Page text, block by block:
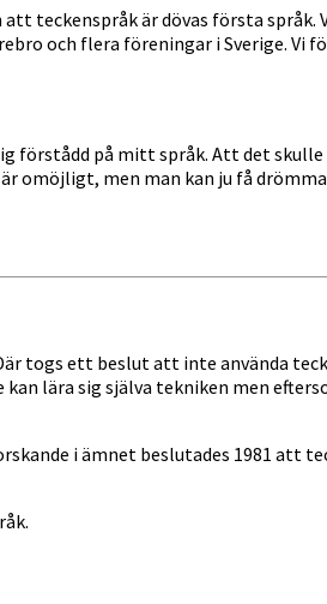
teckenspråk är dövas första
och flera föreningar i Sverige. Vi
förstådd på mitt språk. Att det
omöjligt, men man kan ju få
togs ett beslut att inte använda
lära sig själva tekniken men
i ämnet beslutades 1981 att